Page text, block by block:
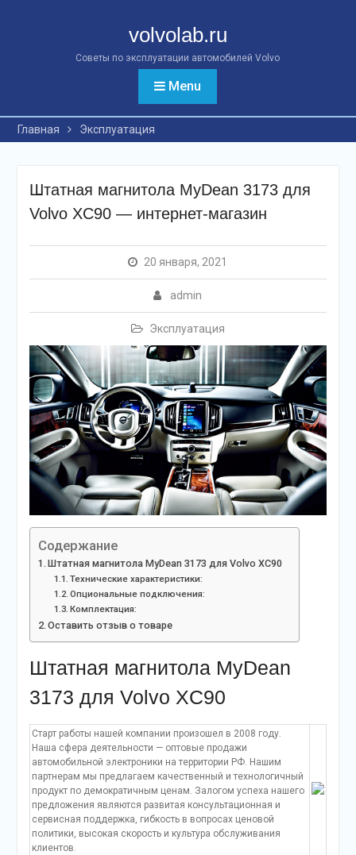
volvolab.ru
Советы по эксплуатации автомобилей Volvo
Menu
Главная Эксплуатация
Штатная магнитола MyDean 3173 для
Volvo XC90 — интернет-магазин
20 января, 2021
admin
Эксплуатация
Содержание
Штатная магнитола MyDean 3173 для Volvo XC90
Технические характеристики:
Опциональные подключения:
Комплектация:
Оставить отзыв о товаре
Штатная магнитола MyDean
3173 для Volvo XC90
Старт работы нашей компании произошел в 2008 году.
Наша сфера деятельности — оптовые продажи
автомобильной электроники на территории РФ. Нашим
партнерам мы предлагаем качественный и технологичный
продукт по демократичным ценам. Залогом успеха нашего
предложения являются развитая консультационная и
сервисная поддержка, гибкость в вопросах ценовой
политики, высокая скорость и культура обслуживания
клиентов.